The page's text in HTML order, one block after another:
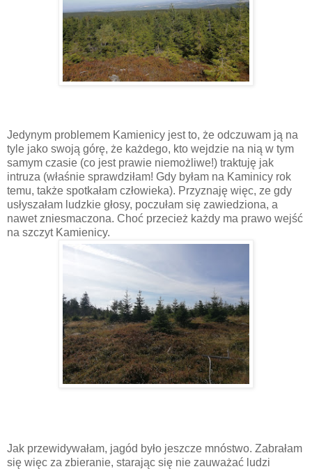
Jedynym problemem Kamienicy jest to, że odczuwam ją na
tyle jako swoją górę, że każdego, kto wejdzie na nią w tym
samym czasie (co jest prawie niemożliwe!) traktuję jak
intruza (właśnie sprawdziłam! Gdy byłam na Kaminicy rok
temu, także spotkałam człowieka). Przyznaję więc, ze gdy
usłyszałam ludzkie głosy, poczułam się zawiedziona, a
nawet zniesmaczona. Choć przecież każdy ma prawo wejść
na szczyt Kamienicy.
Jak przewidywałam, jagód było jeszcze mnóstwo. Zabrałam
się więc za zbieranie, starając się nie zauważać ludzi